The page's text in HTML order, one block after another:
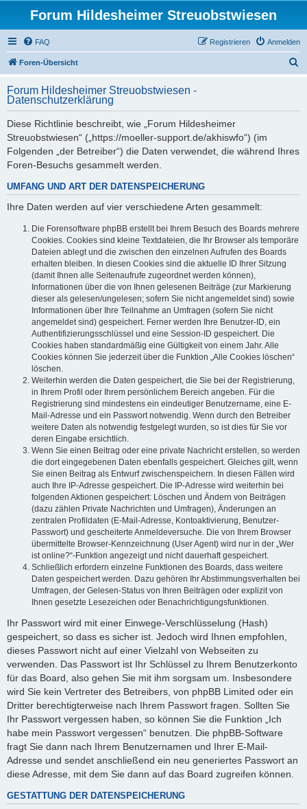
Forum Hildesheimer Streuobstwiesen
FAQ Anmelden
Registrieren
Foren-Übersicht
h
Forum Hildesheimer Streuobstwiesen -
Datenschutzerklärung
Diese Richtlinie beschreibt, wie „Forum Hildesheimer
Streuobstwiesen“ („https://moeller-support.de/akhiswfo“) (im
Folgenden „der Betreiber“) die Daten verwendet, die während Ihres
Foren-Besuchs gesammelt werden.
UMFANG UND ART DER DATENSPEICHERUNG
Ihre Daten werden auf vier verschiedene Arten gesammelt:
Die Forensoftware phpBB erstellt bei Ihrem Besuch des Boards mehrere
Cookies. Cookies sind kleine Textdateien, die Ihr Browser als temporäre
Dateien ablegt und die zwischen den einzelnen Aufrufen des Boards
erhalten bleiben. In diesen Cookies sind die aktuelle ID Ihrer Sitzung
(damit Ihnen alle Seitenaufrufe zugeordnet werden können),
Informationen über die von Ihnen gelesenen Beiträge (zur Markierung
dieser als gelesen/ungelesen; sofern Sie nicht angemeldet sind) sowie
Informationen über Ihre Teilnahme an Umfragen (sofern Sie nicht
angemeldet sind) gespeichert. Ferner werden Ihre Benutzer-ID, ein
Authentifizierungsschlüssel und eine Session-ID gespeichert. Die
Cookies haben standardmäßig eine Gültigkeit von einem Jahr. Alle
Cookies können Sie jederzeit über die Funktion „Alle Cookies löschen“
löschen.
Weiterhin werden die Daten gespeichert, die Sie bei der Registrierung,
in Ihrem Profil oder Ihrem persönlichem Bereich angeben. Für die
Registrierung sind mindestens ein eindeutiger Benutzername, eine E-
Mail-Adresse und ein Passwort notwendig. Wenn durch den Betreiber
weitere Daten als notwendig festgelegt wurden, so ist dies für Sie vor
deren Eingabe ersichtlich.
Wenn Sie einen Beitrag oder eine private Nachricht erstellen, so werden
die dort eingegebenen Daten ebenfalls gespeichert. Gleiches gilt, wenn
Sie einen Beitrag als Entwurf zwischenspeichern. In diesen Fällen wird
auch Ihre IP-Adresse gespeichert. Die IP-Adresse wird weiterhin bei
folgenden Aktionen gespeichert: Löschen und Ändern von Beiträgen
(dazu zählen Private Nachrichten und Umfragen), Änderungen an
zentralen Profildaten (E-Mail-Adresse, Kontoaktivierung, Benutzer-
Passwort) und gescheiterte Anmeldeversuche. Die von Ihrem Browser
übermittelte Browser-Kennzeichnung (User Agent) wird nur in der „Wer
ist online?“-Funktion angezeigt und nicht dauerhaft gespeichert.
Schließlich erfordern einzelne Funktionen des Boards, dass weitere
Daten gespeichert werden. Dazu gehören Ihr Abstimmungsverhalten bei
Umfragen, der Gelesen-Status von Ihren Beiträgen oder explizit von
Ihnen gesetzte Lesezeichen oder Benachrichtigungsfunktionen.
Ihr Passwort wird mit einer Einwege-Verschlüsselung (Hash)
gespeichert, so dass es sicher ist. Jedoch wird Ihnen empfohlen,
dieses Passwort nicht auf einer Vielzahl von Webseiten zu
verwenden. Das Passwort ist Ihr Schlüssel zu Ihrem Benutzerkonto
für das Board, also gehen Sie mit ihm sorgsam um. Insbesondere
wird Sie kein Vertreter des Betreibers, von phpBB Limited oder ein
Dritter berechtigterweise nach Ihrem Passwort fragen. Sollten Sie
Ihr Passwort vergessen haben, so können Sie die Funktion „Ich
habe mein Passwort vergessen“ benutzen. Die phpBB-Software
fragt Sie dann nach Ihrem Benutzernamen und Ihrer E-Mail-
Adresse und sendet anschließend ein neu generiertes Passwort an
diese Adresse, mit dem Sie dann auf das Board zugreifen können.
GESTATTUNG DER DATENSPEICHERUNG